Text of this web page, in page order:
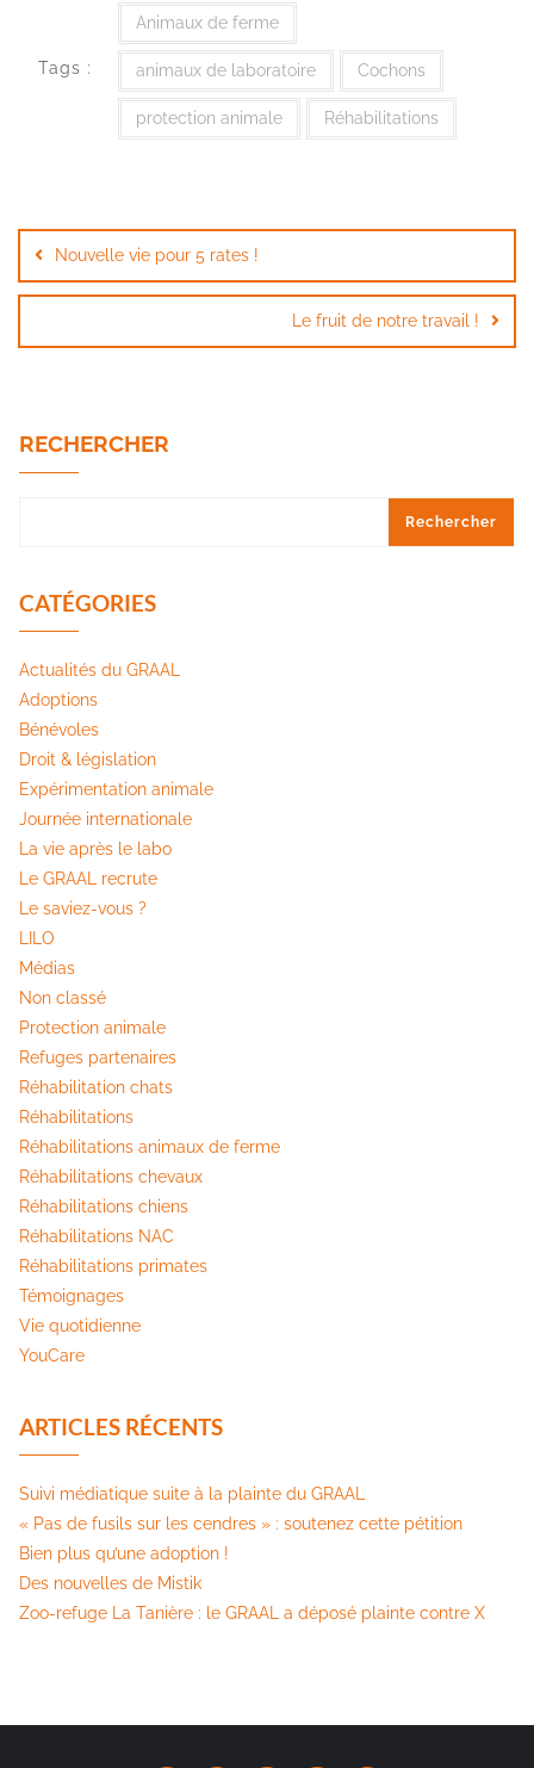
Tags :
Animaux de ferme
animaux de laboratoire Cochons
protection animale Réhabilitations
de
l’article
Nouvelle vie pour 5 rates !
Le fruit de notre travail !
RECHERCHER
Rechercher
CATÉGORIES
Actualités du GRAAL
Adoptions
Bénévoles
Droit & législation
Expérimentation animale
Journée internationale
La vie après le labo
Le GRAAL recrute
Le saviez-vous ?
LILO
Médias
Non classé
Protection animale
Refuges partenaires
Réhabilitation chats
Réhabilitations
Réhabilitations animaux de ferme
Réhabilitations chevaux
Réhabilitations chiens
Réhabilitations NAC
Réhabilitations primates
Témoignages
Vie quotidienne
YouCare
ARTICLES RÉCENTS
Suivi médiatique suite à la plainte du GRAAL
« Pas de fusils sur les cendres » : soutenez cette pétition​
Bien plus qu’une adoption !
Des nouvelles de Mistik
Zoo-refuge La Tanière : le GRAAL a déposé plainte contre X